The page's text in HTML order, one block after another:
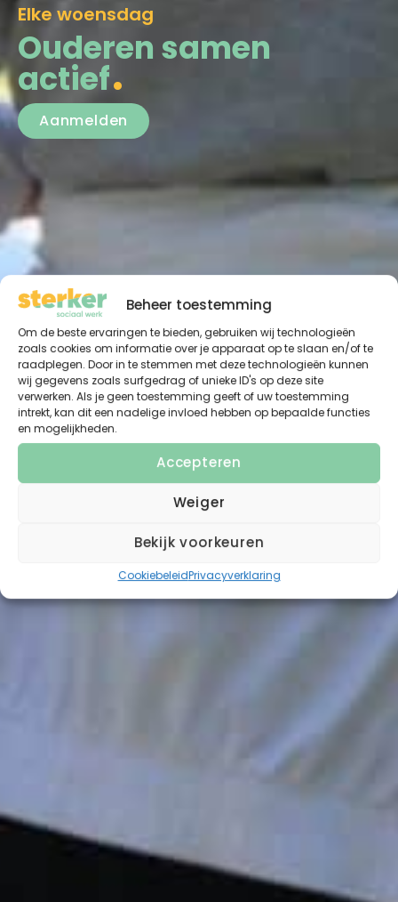
Beheer toestemming
Om de beste ervaringen te bieden, gebruiken wij technologieën
zoals cookies om informatie over je apparaat op te slaan en/of te
raadplegen. Door in te stemmen met deze technologieën kunnen
wij gegevens zoals surfgedrag of unieke ID's op deze site
verwerken. Als je geen toestemming geeft of uw toestemming
intrekt, kan dit een nadelige invloed hebben op bepaalde functies
en mogelijkheden.
Accepteren
Weiger
Bekijk voorkeuren
CookiebeleidPrivacyverklaring
Elke woensdag
Ouderen samen
actief
Aanmelden